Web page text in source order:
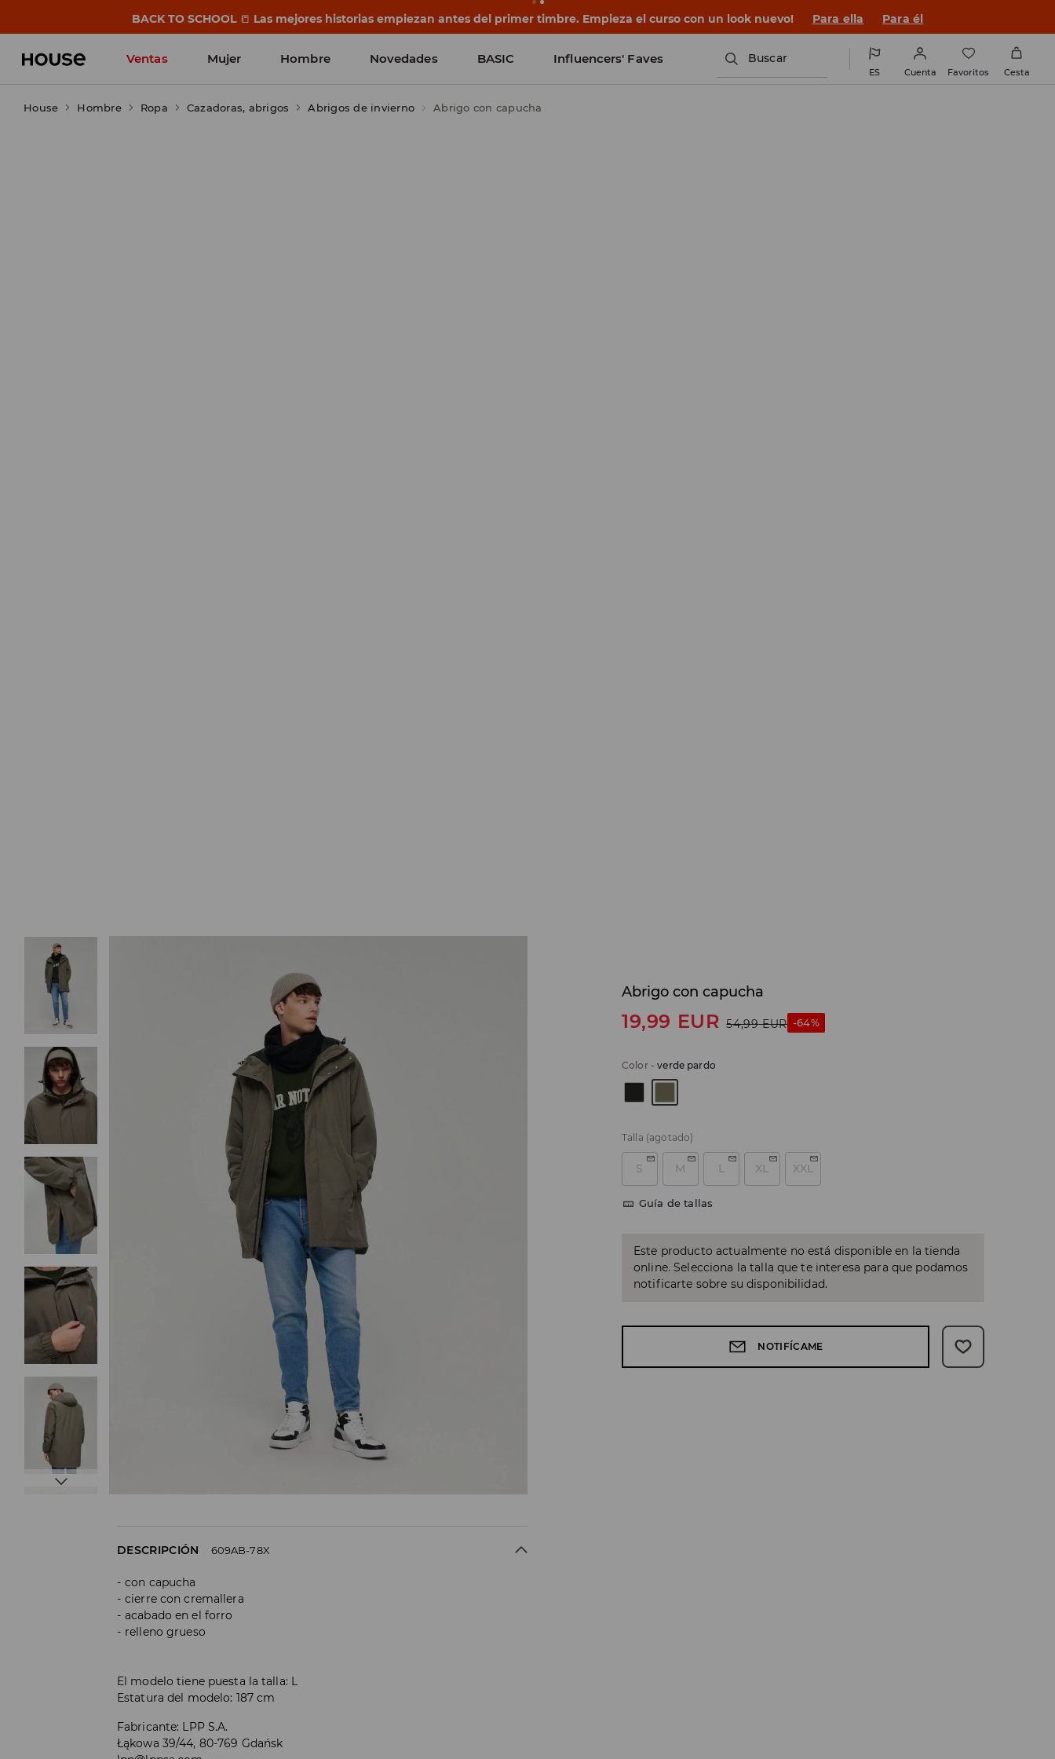
BACK TO SCHOOL 📒 Las mejores historias empiezan antes del primer timbre. Empieza el curso con un look nuevo! Para ella Para él
Ventas Mujer Hombre Novedades BASIC Influencers' Faves Buscar
ES Cuenta Favoritos Cesta
House Hombre Ropa Cazadoras, abrigos Abrigos de invierno Abrigo con capucha
Abrigo con capucha
19,99 EUR 54,99 EUR -64%
Color-verde pardo
Talla (agotado)
S M L XL XXL
Guía de tallas
Este producto actualmente no está disponible en la tienda
online. Selecciona la talla que te interesa para que podamos
notificarte sobre su disponibilidad.
NOTIFÍCAME
DESCRIPCIÓN 609AB-78X
con capucha
cierre con cremallera
acabado en el forro
relleno grueso
El modelo tiene puesta la talla: L
Estatura del modelo: 187 cm
Fabricante: LPP S.A.
Łąkowa 39/44, 80-769 Gdańsk